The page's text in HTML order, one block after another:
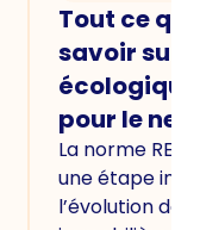
Tout ce
savoir sur
écologique
pour le
La norme
une étape
l’évolution de